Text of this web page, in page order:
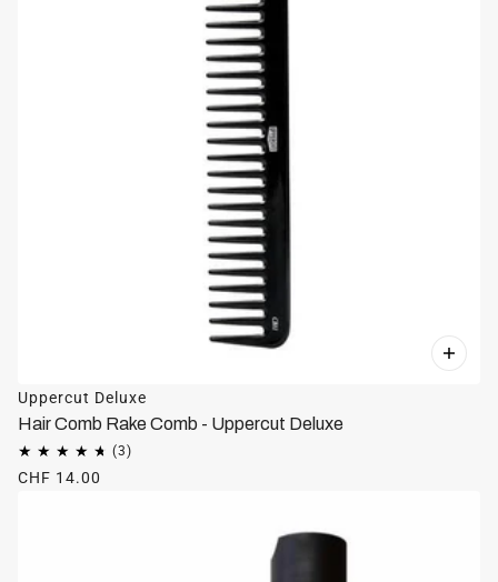
Uppercut Deluxe
Hair Comb Rake Comb - Uppercut Deluxe
CHF 14.00